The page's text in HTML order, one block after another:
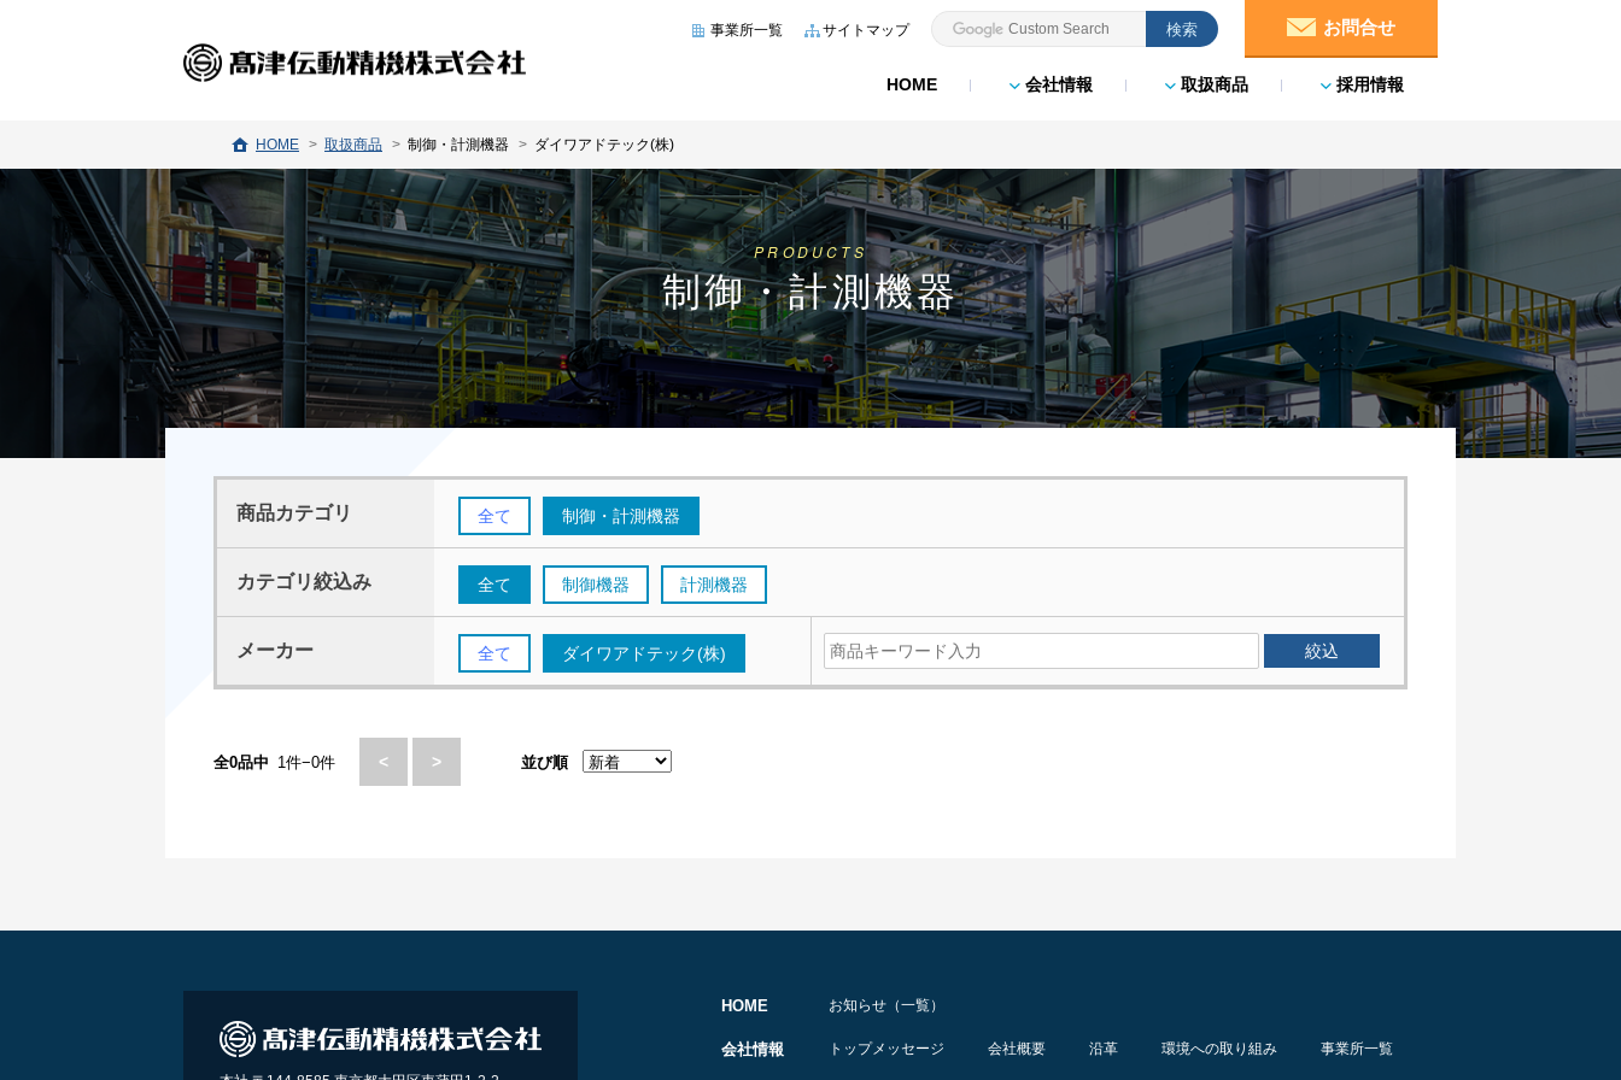
HOME 会社情報 取扱商品 採用情報
事業所一覧 サイトマップ お問合せ
HOME 取扱商品 制御・計測機器 ダイワアドテック(株)
PRODUCTS
制御・計測機器
商品カテゴリ 全て 制御・計測機器
カテゴリ絞込み 全て 制御機器 計測機器
メーカー 全て ダイワアドテック(株)
全0品中 1件−0件 < > 並び順
HOME お知らせ（一覧）
会社情報 トップメッセージ 会社概要 沿革 環境への取り組み 事業所一覧